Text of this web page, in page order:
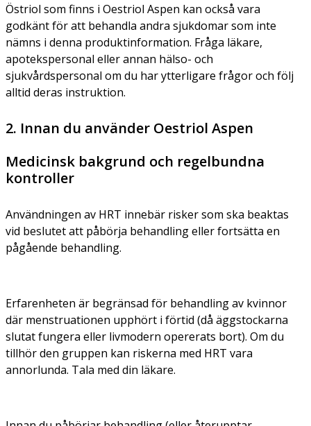
Östriol som finns i Oestriol Aspen kan också vara
godkänt för att behandla andra sjukdomar som inte
nämns i denna produktinformation. Fråga läkare,
apotekspersonal eller annan hälso- och
sjukvårdspersonal om du har ytterligare frågor och följ
alltid deras instruktion.
2. Innan du använder Oestriol Aspen
Medicinsk bakgrund och regelbundna
kontroller
Användningen av HRT innebär risker som ska beaktas
vid beslutet att påbörja behandling eller fortsätta en
pågående behandling.
Erfarenheten är begränsad för behandling av kvinnor
där menstruationen upphört i förtid (då äggstockarna
slutat fungera eller livmodern opererats bort). Om du
tillhör den gruppen kan riskerna med HRT vara
annorlunda. Tala med din läkare.